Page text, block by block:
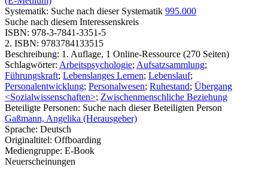
Systematik: Suche nach dieser Systematik 995.000
Suche nach diesem Interessenskreis
ISBN: 978-3-7841-3351-5
2. ISBN: 9783784133515
Beschreibung: 1. Auflage, 1 Online-Ressource (270 Seiten)
Schlagwörter: Arbeitspsychologie; Aufsatzsammlung;
Führungskraft; Lebenslanges Lernen; Lebenslauf;
Personalentwicklung; Personalwesen; Ruhestand; Übergang
<Sozialwissenschaften>; Zwischenmenschliche Beziehung
Beteiligte Personen: Suche nach dieser Beteiligten Person
Gaßmann, Angelika (Herausgeber)
Sprache: Deutsch
Originaltitel: Offboarding
Mediengruppe: E-Book
Neuerscheinungen